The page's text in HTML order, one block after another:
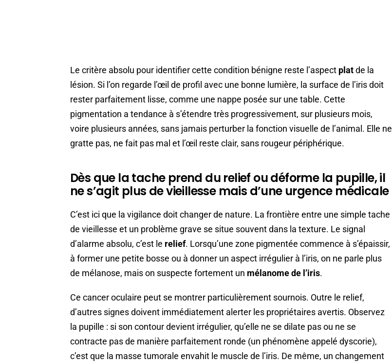
Le critère absolu pour identifier cette condition bénigne reste l’aspect platde la
lésion. Si l’on regarde l’œil de profil avec une bonne lumière, la surface de l’iris doit
rester parfaitement lisse, comme une nappe posée sur une table. Cette
pigmentation a tendance à s’étendre très progressivement, sur plusieurs mois,
voire plusieurs années, sans jamais perturber la fonction visuelle de l’animal. Elle ne
gratte pas, ne fait pas mal et l’œil reste clair, sans rougeur périphérique.
Dès que la tache prend du relief ou déforme la pupille, il
ne s’agit plus de vieillesse mais d’une urgence médicale
C’est ici que la vigilance doit changer de nature. La frontière entre une simple tache
de vieillesse et un problème grave se situe souvent dans la texture. Le signal
d’alarme absolu, c’est le relief. Lorsqu’une zone pigmentée commence à s’épaissir,
à former une petite bosse ou à donner un aspect irrégulier à l’iris, on ne parle plus
de mélanose, mais on suspecte fortement un mélanome de l’iris.
Ce cancer oculaire peut se montrer particulièrement sournois. Outre le relief,
d’autres signes doivent immédiatement alerter les propriétaires avertis. Observez
la pupille : si son contour devient irrégulier, qu’elle ne se dilate pas ou ne se
contracte pas de manière parfaitement ronde (un phénomène appelé dyscorie),
c’est que la masse tumorale envahit le muscle de l’iris. De même, un changement